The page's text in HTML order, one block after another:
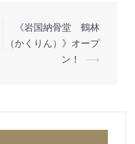
《岩国納骨堂 鶴林
（かくりん）》オープ
ン！
⟶